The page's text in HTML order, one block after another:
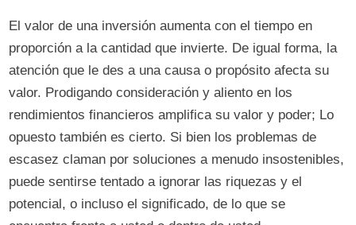
El valor de una inversión aumenta con el tiempo en
proporción a la cantidad que invierte. De igual forma, la
atención que le des a una causa o propósito afecta su
valor. Prodigando consideración y aliento en los
rendimientos financieros amplifica su valor y poder; Lo
opuesto también es cierto. Si bien los problemas de
escasez claman por soluciones a menudo insostenibles,
puede sentirse tentado a ignorar las riquezas y el
potencial, o incluso el significado, de lo que se